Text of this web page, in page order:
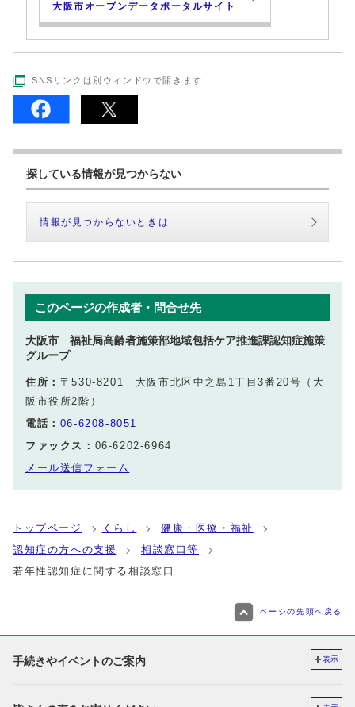
大阪市オープンデータポータルサイト
SNSリンクは別ウィンドウで開きます
探している情報が見つからない
情報が見つからないときは
このページの作成者・問合せ先
大阪市 福祉局高齢者施策部地域包括ケア推進課認知症施策
グループ
住所： 〒530-8201 大阪市北区中之島1丁目3番20号（大
阪市役所2階）
電話： 06-6208-8051
ファックス： 06-6202-6964
メール送信フォーム
トップページ くらし
健康・医療・福祉
認知症の方への支援
相談窓口等
若年性認知症に関する相談窓口
ページの先頭へ戻る
手続きやイベントのご案内 表示